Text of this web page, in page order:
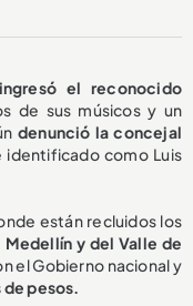
ingresó el reconocido
de sus músicos y un
denunció la concejal
identificado como Luis
están recluidos los
y del Valle de
el Gobierno nacional y
pesos.